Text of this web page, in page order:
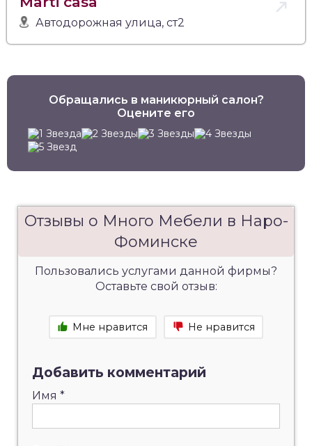
Автодорожная улица, ст2
Обращались в маникюрный салон?
Оцените его
Отзывы о Много Мебели в Наро-
Фоминске
Пользовались услугами данной фирмы?
Оставьте свой отзыв:
Мне нравится Не нравится
Добавить комментарий
Имя *